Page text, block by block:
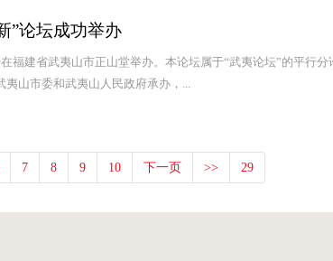
”论坛成功举办
福建省武夷山市正山堂举办。本论坛属于“武夷论坛”的平行分
山市委和武夷山人民政府承办，...
7 8 9 10 下一页 >> 29